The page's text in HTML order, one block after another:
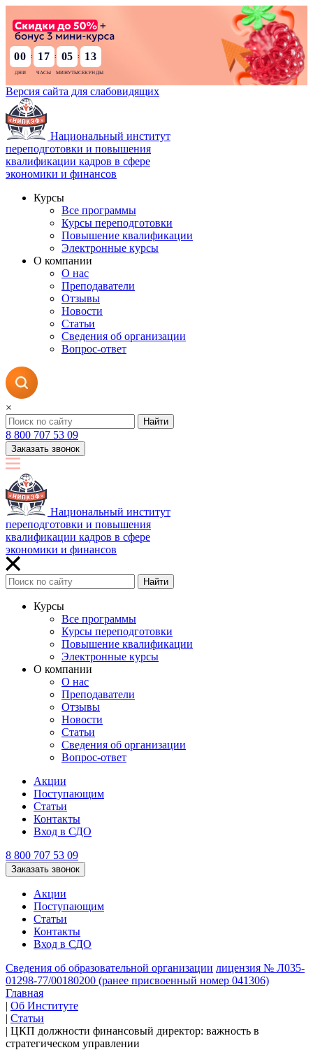
00 : 17 : 05 : 12
Версия сайта для слабовидящих
Национальный институт
переподготовки и повышения
квалификации кадров в сфере
экономики и финансов
Курсы
Все программы
Курсы переподготовки
Повышение квалификации
Электронные курсы
О компании
О нас
Преподаватели
Отзывы
Новости
Статьи
Сведения об организации
Вопрос-ответ
×
Найти
8 800 707 53 09
Заказать звонок
Национальный институт
переподготовки и повышения
квалификации кадров в сфере
экономики и финансов
Найти
Курсы
Все программы
Курсы переподготовки
Повышение квалификации
Электронные курсы
О компании
О нас
Преподаватели
Отзывы
Новости
Статьи
Сведения об организации
Вопрос-ответ
Акции
Поступающим
Статьи
Контакты
Вход в СДО
8 800 707 53 09
Заказать звонок
Акции
Поступающим
Статьи
Контакты
Вход в СДО
Сведения об образовательной организации лицензия № Л035-
01298-77/00180200 (ранее присвоенный номер 041306)
Главная
| Об Институте
| Статьи
| ЦКП должности финансовый директор: важность в
стратегическом управлении